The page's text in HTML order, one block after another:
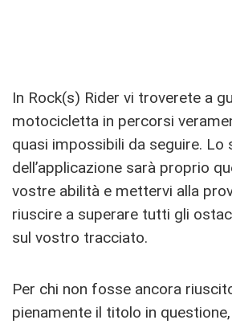
In Rock(s) Rider vi troverete a
motocicletta in percorsi
quasi impossibili da seguire. Lo
dell’applicazione sarà proprio
vostre abilità e mettervi alla
riuscire a superare tutti gli
sul vostro tracciato.
Per chi non fosse ancora
pienamente il titolo in